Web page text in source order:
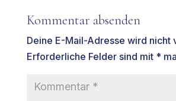
Kommentar absenden
Deine E-Mail-Adresse wird nicht
Erforderliche Felder sind mit *